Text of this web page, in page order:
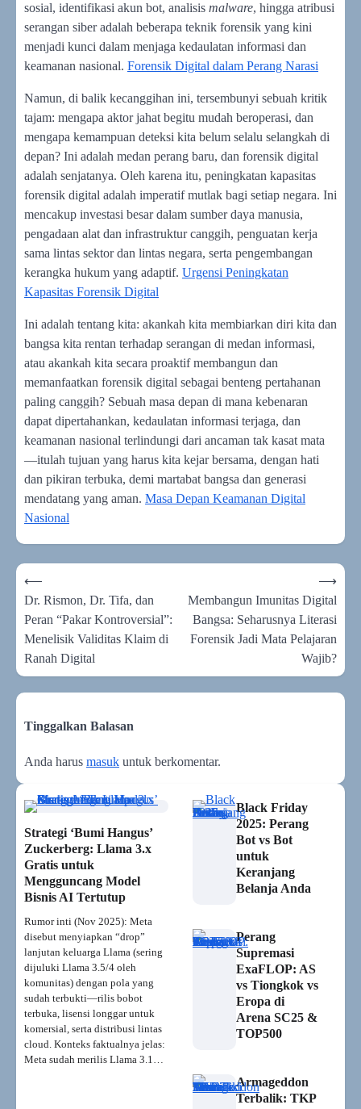
sosial, identifikasi akun bot, analisis malware, hingga atribusi
serangan siber adalah beberapa teknik forensik yang kini
menjadi kunci dalam menjaga kedaulatan informasi dan
keamanan nasional. Forensik Digital dalam Perang Narasi
Namun, di balik kecanggihan ini, tersembunyi sebuah kritik
tajam: mengapa aktor jahat begitu mudah beroperasi, dan
mengapa kemampuan deteksi kita belum selalu selangkah di
depan? Ini adalah medan perang baru, dan forensik digital
adalah senjatanya. Oleh karena itu, peningkatan kapasitas
forensik digital adalah imperatif mutlak bagi setiap negara. Ini
mencakup investasi besar dalam sumber daya manusia,
pengadaan alat dan infrastruktur canggih, penguatan kerja
sama lintas sektor dan lintas negara, serta pengembangan
kerangka hukum yang adaptif. Urgensi Peningkatan
Kapasitas Forensik Digital
Ini adalah tentang kita: akankah kita membiarkan diri kita dan
bangsa kita rentan terhadap serangan di medan informasi,
atau akankah kita secara proaktif membangun dan
memanfaatkan forensik digital sebagai benteng pertahanan
paling canggih? Sebuah masa depan di mana kebenaran
dapat dipertahankan, kedaulatan informasi terjaga, dan
keamanan nasional terlindungi dari ancaman tak kasat mata
—itulah tujuan yang harus kita kejar bersama, dengan hati
dan pikiran terbuka, demi martabat bangsa dan generasi
mendatang yang aman. Masa Depan Keamanan Digital
Nasional
Navigasi
pos
⟵
Dr. Rismon, Dr. Tifa, dan
Peran “Pakar Kontroversial”:
Menelisik Validitas Klaim di
Ranah Digital
Membangun Imunitas Digital
Bangsa: Seharusnya Literasi
Forensik Jadi Mata Pelajaran
Wajib?
⟶
Tinggalkan Balasan
Anda harus masuk untuk berkomentar.
Strategi ‘Bumi Hangus’
Zuckerberg: Llama 3.x
Gratis untuk
Mengguncang Model
Bisnis AI Tertutup
Rumor inti (Nov 2025): Meta
disebut menyiapkan “drop”
lanjutan keluarga Llama (sering
dijuluki Llama 3.5/4 oleh
komunitas) dengan pola yang
sudah terbukti—rilis bobot
terbuka, lisensi longgar untuk
komersial, serta distribusi lintas
cloud. Konteks faktualnya jelas:
Meta sudah merilis Llama 3.1…
Black Friday
2025: Perang
Bot vs Bot
untuk
Keranjang
Belanja Anda
Perang
Supremasi
ExaFLOP: AS
vs Tiongkok vs
Eropa di
Arena SC25 &
TOP500
Armageddon
Terbalik: TKP